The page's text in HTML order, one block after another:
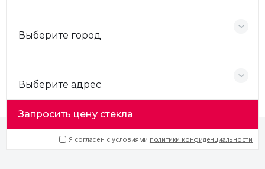
Выберите город
Выберите адрес
Запросить цену стекла
Я согласен с условиями политики конфиденциальности